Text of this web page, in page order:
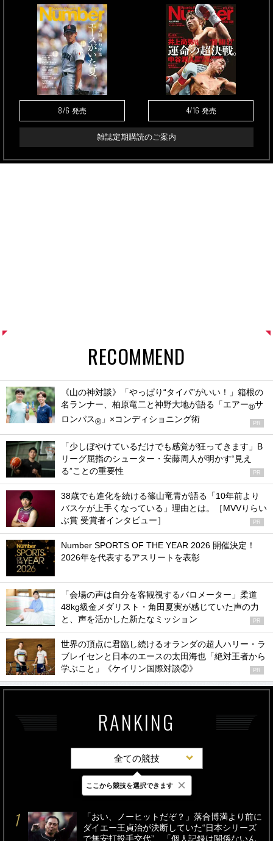
8/6 発売 4/16 発売
雑誌定期購読のご案内
RECOMMEND
《山の神対談》「やっぱり“タイパ”がいい！」箱根の
名ランナー、柏原竜二と神野大地が語る「エアー®サ
ロンパス® 」×コンディショニング術 PR
「少しぼやけているだけでも感覚が狂ってきます」B
リーグ屈指のシューター・安藤周人が明かす“見え
る”ことの重要性
PR
38歳でも進化を続ける篠山竜青が語る「10年前より
バスケが上手くなっている」理由とは。［MVVりらい
ぶ賞 受賞者インタビュー］
PR
Number SPORTS OF THE YEAR 2026 開催決定！
2026年を代表するアスリートを表彰
「会場の声は自分を客観視するバロメーター」柔道
48kg級金メダリスト・角田夏実が感じていた声の力
と、声を活かした新たなミッション
PR
世界の頂点に君臨し続けるオランダの超人ハリー・ラ
ブレイセンと日本のエースの太田海也「絶対王者から
学ぶこと」《ケイリン国際対談②》
PR
RANKING
全ての競技
最新 24時間 週間
「おい、ノーヒットだぞ？」落合博満より前に
ダイエー王貞治が決断していた“日本シリーズ
で無安打投手交代”…「個人記録は関係ないん
ここから競技を選択できます ×